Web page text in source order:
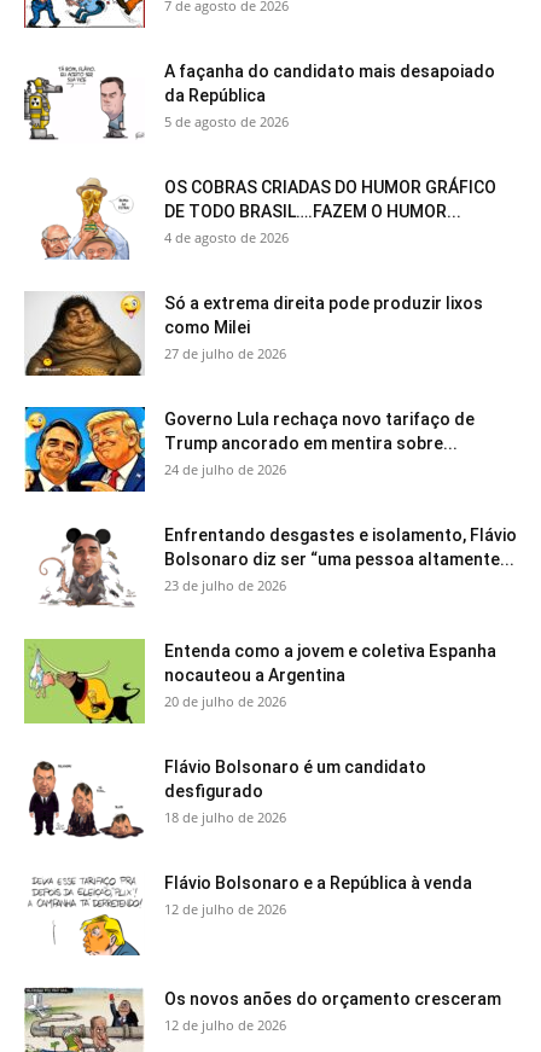
7 de agosto de 2026
A façanha do candidato mais desapoiado
da República
5 de agosto de 2026
OS COBRAS CRIADAS DO HUMOR GRÁFICO
DE TODO BRASIL….FAZEM O HUMOR...
4 de agosto de 2026
Só a extrema direita pode produzir lixos
como Milei
27 de julho de 2026
Governo Lula rechaça novo tarifaço de
Trump ancorado em mentira sobre...
24 de julho de 2026
Enfrentando desgastes e isolamento, Flávio
Bolsonaro diz ser “uma pessoa altamente...
23 de julho de 2026
Entenda como a jovem e coletiva Espanha
nocauteou a Argentina
20 de julho de 2026
Flávio Bolsonaro é um candidato
desfigurado
18 de julho de 2026
Flávio Bolsonaro e a República à venda
12 de julho de 2026
Os novos anões do orçamento cresceram
12 de julho de 2026